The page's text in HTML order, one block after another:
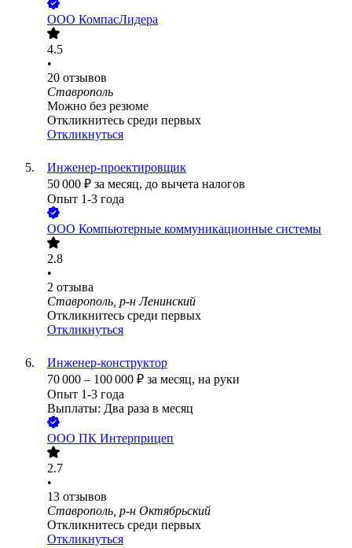
ООО КомпасЛидера
4.5
•
20 отзывов
Ставрополь
Можно без резюме
Откликнитесь среди первых
Откликнуться
Инженер-проектировщик
50 000 ₽ за месяц, до вычета налогов
Опыт 1-3 года
ООО Компьютерные коммуникационные системы
2.8
•
2 отзыва
Ставрополь, р-н Ленинский
Откликнитесь среди первых
Откликнуться
Инженер-конструктор
70 000 – 100 000 ₽ за месяц, на руки
Опыт 1-3 года
Выплаты: Два раза в месяц
ООО ПК Интерприцеп
2.7
•
13 отзывов
Ставрополь, р-н Октябрьский
Откликнитесь среди первых
Откликнуться